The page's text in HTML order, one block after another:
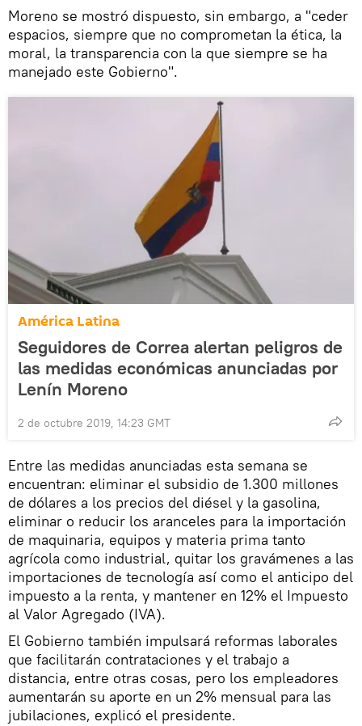
Moreno se mostró dispuesto, sin embargo, a "ceder
espacios, siempre que no comprometan la ética, la
moral, la transparencia con la que siempre se ha
manejado este Gobierno".
América Latina
Seguidores de Correa alertan peligros de
las medidas económicas anunciadas por
Lenín Moreno
2 de octubre 2019, 14:23 GMT
Entre las medidas anunciadas esta semana se
encuentran: eliminar el subsidio de 1.300 millones
de dólares a los precios del diésel y la gasolina,
eliminar o reducir los aranceles para la importación
de maquinaria, equipos y materia prima tanto
agrícola como industrial, quitar los gravámenes a las
importaciones de tecnología así como el anticipo del
impuesto a la renta, y mantener en 12% el Impuesto
al Valor Agregado (IVA).
El Gobierno también impulsará reformas laborales
que facilitarán contrataciones y el trabajo a
distancia, entre otras cosas, pero los empleadores
aumentarán su aporte en un 2% mensual para las
jubilaciones, explicó el presidente.